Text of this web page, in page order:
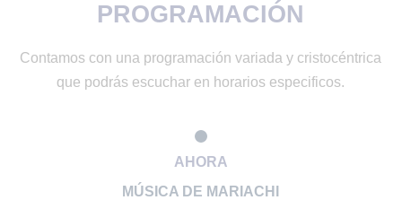
PROGRAMACIÓN
Contamos con una programación variada y cristocéntrica
que podrás escuchar en horarios especificos.
AHORA
MÚSICA DE MARIACHI